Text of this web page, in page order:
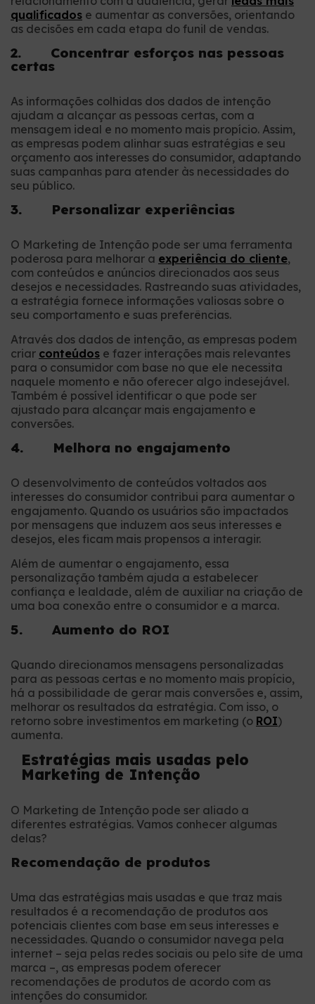
qualificados e aumentar as conversões, orientando
as decisões em cada etapa do funil de vendas.
2. Concentrar esforços nas pessoas
certas
As informações colhidas dos dados de intenção
ajudam a alcançar as pessoas certas, com a
mensagem ideal e no momento mais propício. Assim,
as empresas podem alinhar suas estratégias e seu
orçamento aos interesses do consumidor, adaptando
suas campanhas para atender às necessidades do
seu público.
3. Personalizar experiências
O Marketing de Intenção pode ser uma ferramenta
poderosa para melhorar a experiência do cliente,
com conteúdos e anúncios direcionados aos seus
desejos e necessidades. Rastreando suas atividades,
a estratégia fornece informações valiosas sobre o
seu comportamento e suas preferências.
Através dos dados de intenção, as empresas podem
criar conteúdos e fazer interações mais relevantes
para o consumidor com base no que ele necessita
naquele momento e não oferecer algo indesejável.
Também é possível identificar o que pode ser
ajustado para alcançar mais engajamento e
conversões.
4. Melhora no engajamento
O desenvolvimento de conteúdos voltados aos
interesses do consumidor contribui para aumentar o
engajamento. Quando os usuários são impactados
por mensagens que induzem aos seus interesses e
desejos, eles ficam mais propensos a interagir.
Além de aumentar o engajamento, essa
personalização também ajuda a estabelecer
confiança e lealdade, além de auxiliar na criação de
uma boa conexão entre o consumidor e a marca.
5. Aumento do ROI
Quando direcionamos mensagens personalizadas
para as pessoas certas e no momento mais propício,
há a possibilidade de gerar mais conversões e, assim,
melhorar os resultados da estratégia. Com isso, o
retorno sobre investimentos em marketing (o ROI)
aumenta.
Estratégias mais usadas pelo
Marketing de Intenção
O Marketing de Intenção pode ser aliado a
diferentes estratégias. Vamos conhecer algumas
delas?
Recomendação de produtos
Uma das estratégias mais usadas e que traz mais
resultados é a recomendação de produtos aos
potenciais clientes com base em seus interesses e
necessidades. Quando o consumidor navega pela
internet – seja pelas redes sociais ou pelo site de uma
marca –, as empresas podem oferecer
recomendações de produtos de acordo com as
intenções do consumidor.